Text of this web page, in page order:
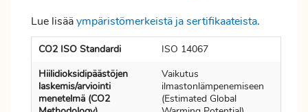
Lue lisääympäristömerkeistä ja sertifikaateista.
CO2 ISO Standardi
ISO 14067
Hiilidioksidipäästöjen
laskemis/arviointi
menetelmä (CO2
Vaikutus
ilmastonlämpenemiseen
(Estimated Global